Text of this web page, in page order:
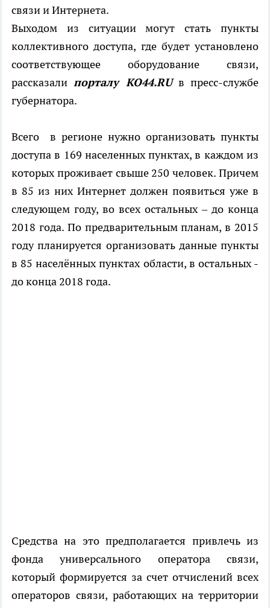
связи и Интернета.
Выходом из ситуации могут стать пункты
коллективного доступа, где будет установлено
соответствующее оборудование связи,
рассказалипорталу КО44.RUв пресс-службе
губернатора.
Всего в регионе нужно организовать пункты
доступа в 169 населенных пунктах, в каждом из
которых проживает свыше 250 человек. Причем
в 85 из них Интернет должен появиться уже в
следующем году, во всех остальных – до конца
2018 года. По предварительным планам, в 2015
году планируется организовать данные пункты
в 85 населённых пунктах области, в остальных -
до конца 2018 года.
Средства на это предполагается привлечь из
фонда универсального оператора связи,
который формируется за счет отчислений всех
операторов связи, работающих на территории